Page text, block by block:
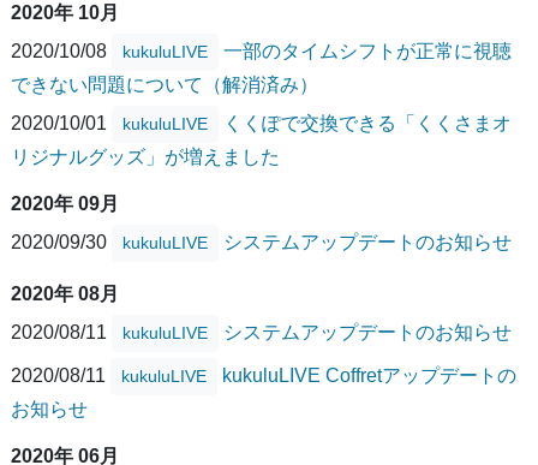
2020年 10月
2020/10/08
kukuluLIVE
一部のタイムシフトが正常に視聴
できない問題について（解消済み）
2020/10/01
kukuluLIVE
くくぽで交換できる「くくさまオ
リジナルグッズ」が増えました
2020年 09月
2020/09/30
kukuluLIVE システムアップデートのお知らせ
2020年 08月
2020/08/11
kukuluLIVE システムアップデートのお知らせ
2020/08/11 kukuluLIVE
kukuluLIVE Coffretアップデートの
お知らせ
2020年 06月